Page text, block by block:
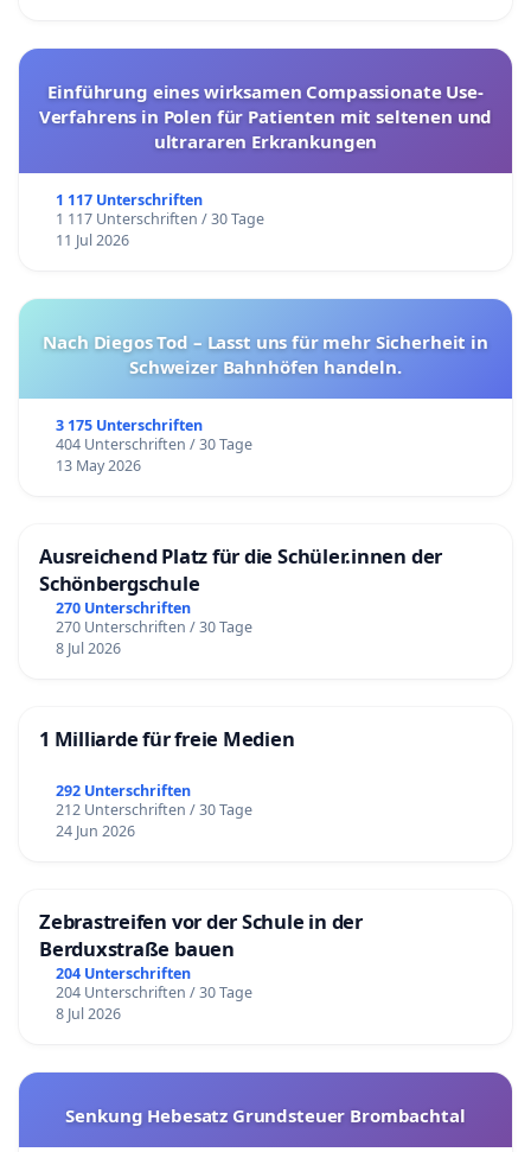
Einführung eines wirksamen Compassionate Use-
Verfahrens in Polen für Patienten mit seltenen und
ultrararen Erkrankungen
1 117 Unterschriften
1 117 Unterschriften / 30 Tage
11 Jul 2026
Nach Diegos Tod – Lasst uns für mehr Sicherheit in
Schweizer Bahnhöfen handeln.
3 175 Unterschriften
404 Unterschriften / 30 Tage
13 May 2026
Ausreichend Platz für die Schüler.innen der
Schönbergschule
270 Unterschriften
270 Unterschriften / 30 Tage
8 Jul 2026
1 Milliarde für freie Medien
292 Unterschriften
212 Unterschriften / 30 Tage
24 Jun 2026
Zebrastreifen vor der Schule in der
Berduxstraße bauen
204 Unterschriften
204 Unterschriften / 30 Tage
8 Jul 2026
Senkung Hebesatz Grundsteuer Brombachtal